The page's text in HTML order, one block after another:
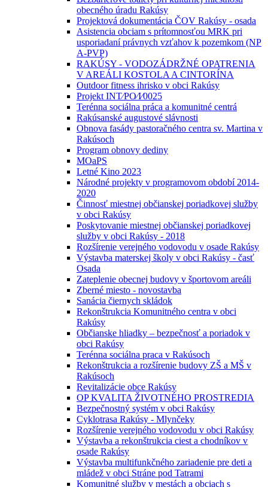
obecného úradu Rakúsy
Projektová dokumentácia ČOV Rakúsy - osada
Asistencia obciam s prítomnosťou MRK pri
usporiadaní právnych vzťahov k pozemkom (NP
A-PVP)
RAKÚSY - VODOZÁDRŽNÉ OPATRENIA
V AREÁLI KOSTOLA A CINTORÍNA
Outdoor fitness ihrisko v obci Rakúsy
Projekt INT⁄PO⁄I⁄0025
Terénna sociálna práca a komunitné centrá
Rakúsanské augustové slávnosti
Obnova fasády pastoračného centra sv. Martina v
Rakúsoch
Program obnovy dediny
MOaPS
Letné Kino 2023
Národné projekty v programovom období 2014-
2020
Činnosť miestnej občianskej poriadkovej služby
v obci Rakúsy
Poskytovanie miestnej občianskej poriadkovej
služby v obci Rakúsy - 2018
Rozšírenie verejného vodovodu v osade Rakúsy
Výstavba materskej školy v obci Rakúsy - časť
Osada
Zateplenie obecnej budovy v športovom areáli
Zberné miesto - novostavba
Sanácia čiernych skládok
Rekonštrukcia Komunitného centra v obci
Rakúsy
Občianske hliadky – bezpečnosť a poriadok v
obci Rakúsy
Terénna sociálna praca v Rakúsoch
Rekonštrukcia a rozšírenie budovy ZŠ a MŠ v
Rakúsoch
Revitalizácie obce Rakúsy
OP KVALITA ŽIVOTNÉHO PROSTREDIA
Bezpečnostný systém v obci Rakúsy
Cyklotrasa Rakúsy - Mlynčeky
Rozšírenie verejného vodovodu v obci Rakúsy
Výstavba a rekonštrukcia ciest a chodníkov v
osade Rakúsy
Výstavba multifunkčného zariadenie pre deti a
mládež v obci Stráne pod Tatrami
Komunitné služby v mestách a obciach s